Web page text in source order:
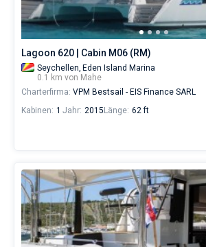
Lagoon 620 | Cabin M06 (RM)
Seychellen, Eden Island Marina
0.1 km von Mahe
Charterfirma: VPM Bestsail - EIS Finance SARL
Kabinen: 1 Jahr: 2015 Länge: 62 ft